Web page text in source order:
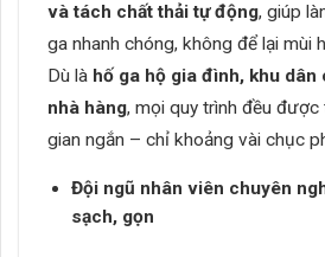
và tách chất thải tự động, giúp
ga nhanh chóng, không để lại mùi
Dù là hố ga hộ gia đình, khu dân
nhà hàng, mọi quy trình đều
gian ngắn – chỉ khoảng vài chục
Đội ngũ nhân viên chuyên
sạch, gọn